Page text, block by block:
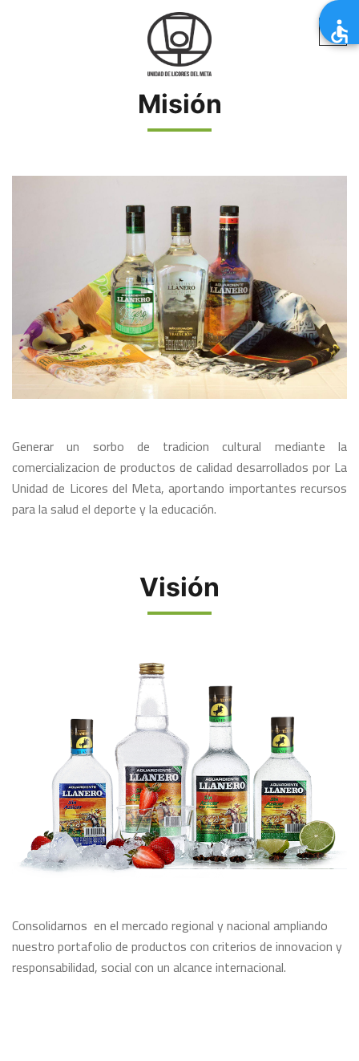
Misión
Generar un sorbo de tradicion cultural mediante la
comercializacion de productos de calidad desarrollados por La
Unidad de Licores del Meta, aportando importantes recursos
para la salud el deporte y la educación.
Visión
Consolidarnos en el mercado regional y nacional ampliando
nuestro portafolio de productos con criterios de innovacion y
responsabilidad, social con un alcance internacional.